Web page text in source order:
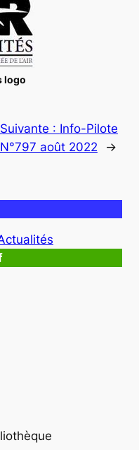
logo
Suivante : Info-Pilote
N°797 août 2022
→